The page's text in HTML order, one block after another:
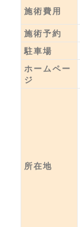
施術費用
施術予約
駐車場
ホームペー
ジ
所在地